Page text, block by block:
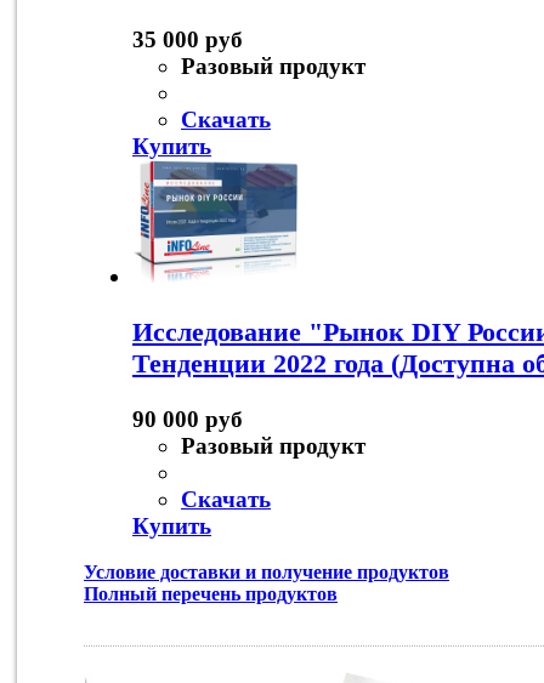
35 000 руб
Разовый продукт
Скачать
Купить
Исследование "Рынок DIY
Тенденции 2022 года (Доступна
90 000 руб
Разовый продукт
Скачать
Купить
Условие доставки и получение продуктов
Полный перечень продуктов